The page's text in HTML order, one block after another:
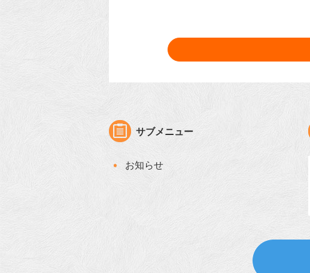
サブメニュー
お知らせ